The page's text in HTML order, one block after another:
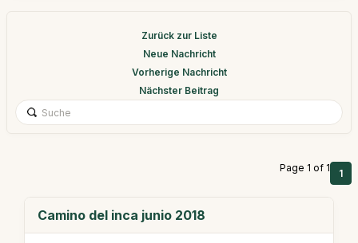
Zurück zur Liste
Neue Nachricht
Vorherige Nachricht
Nächster Beitrag
Page 1 of 1 1
Camino del inca junio 2018